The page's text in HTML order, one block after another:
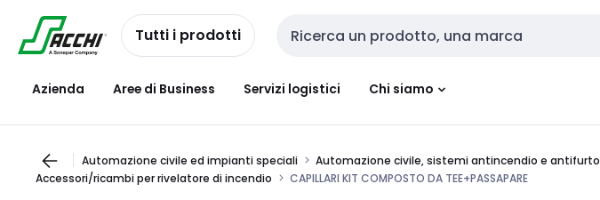
navigazione
Salta al
contenutoTutti i prodotti Cerca input
Azienda Aree di Business Servizi logistici Chi siamo
Automazione civile ed impianti speciali Automazione civile, sistemi antincendio e antifurto
Accessori/ricambi per rivelatore di incendio
CAPILLARI KIT COMPOSTO DA TEE+PASSAPARE